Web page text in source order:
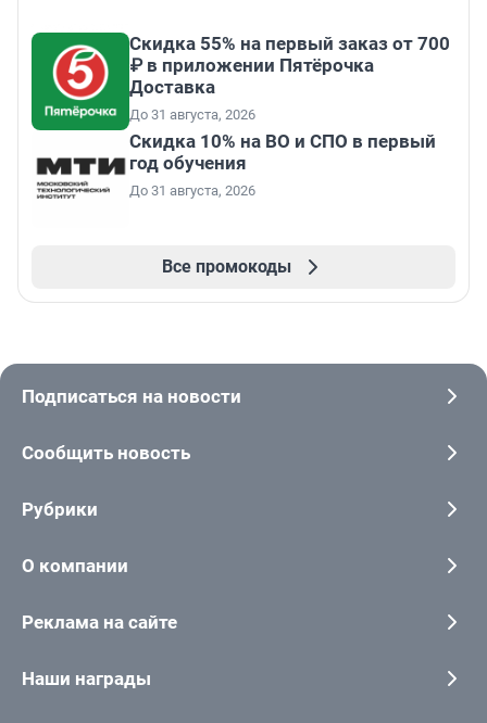
Скидка 55% на первый заказ от 700
₽ в приложении Пятёрочка
Доставка
До 31 августа, 2026
Скидка 10% на ВО и СПО в первый
год обучения
До 31 августа, 2026
Все промокоды
Подписаться на новости
Сообщить новость
Рубрики
О компании
Реклама на сайте
Наши награды